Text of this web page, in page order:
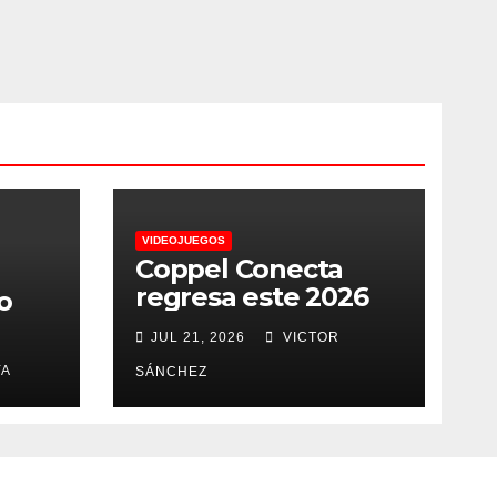
VIDEOJUEGOS
Coppel Conecta
regresa este 2026
JUL 21, 2026 VICTOR
SÁNCHEZ